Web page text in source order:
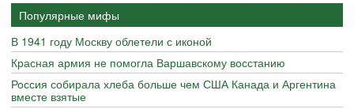
Популярные мифы
В 1941 году Москву облетели с иконой
Красная армия не помогла Варшавскому восстанию
Россия собирала хлеба больше чем США Канада и Аргентина
вместе взятые